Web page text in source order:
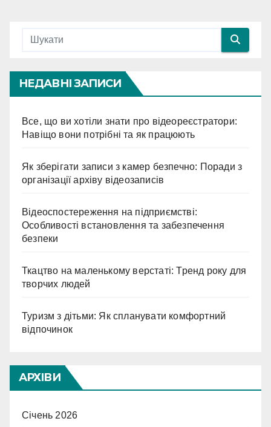
НЕДАВНІ ЗАПИСИ
Все, що ви хотіли знати про відеореєстратори:
Навіщо вони потрібні та як працюють
Як зберігати записи з камер безпечно: Поради з
організації архіву відеозаписів
Відеоспостереження на підприємстві:
Особливості встановлення та забезпечення
безпеки
Ткацтво на маленькому верстаті: Тренд року для
творчих людей
Туризм з дітьми: Як спланувати комфортний
відпочинок
АРХІВИ
Січень 2026